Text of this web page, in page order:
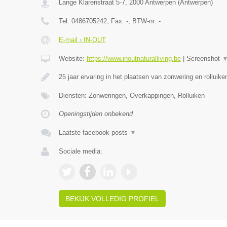
Lange Klarenstraat 5-7, 2000 Antwerpen(Antwerpen)
Tel: 0486705242, Fax: -, BTW-nr: -
E-mail › IN-OUT
Website: https://www.inoutnaturalliving.be| Screenshot ▼
25 jaar ervaring in het plaatsen van zonwering en
Diensten: Zonweringen, Overkappingen, Rolluiken
Openingstijden onbekend
Laatste facebook posts ▼
Sociale media:
BEKIJK VOLLEDIG PROFIEL